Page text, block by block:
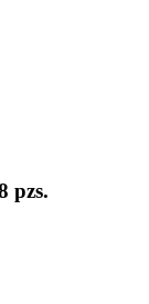
pzs.